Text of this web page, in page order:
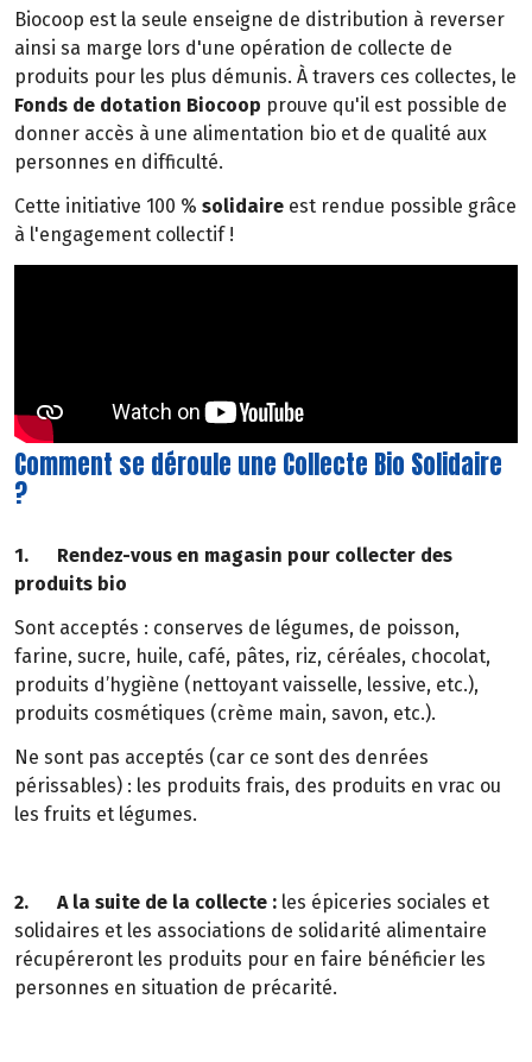
Biocoop est la seule enseigne de distribution à reverser
ainsi sa marge lors d'une opération de collecte de
produits pour les plus démunis. À travers ces collectes, le
Fonds de dotation Biocoop prouve qu'il est possible de
donner accès à une alimentation bio et de qualité aux
personnes en difficulté.
Cette initiative 100 % solidaire est rendue possible grâce
à l'engagement collectif !
Comment se déroule une Collecte Bio Solidaire
?
1. Rendez-vous en magasin pour collecter des
produits bio
Sont acceptés : conserves de légumes, de poisson,
farine, sucre, huile, café, pâtes, riz, céréales, chocolat,
produits d’hygiène (nettoyant vaisselle, lessive, etc.),
produits cosmétiques (crème main, savon, etc.).
Ne sont pas acceptés (car ce sont des denrées
périssables) : les produits frais, des produits en vrac ou
les fruits et légumes.
2. A la suite de la collecte : les épiceries sociales et
solidaires et les associations de solidarité alimentaire
récupéreront les produits pour en faire bénéficier les
personnes en situation de précarité.